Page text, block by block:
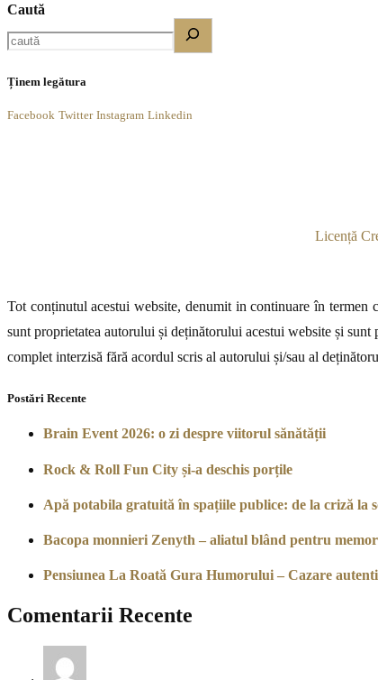
Caută
Ținem legătura
Facebook Twitter Instagram Linkedin
Licență
Tot conținutul acestui website, denumit in continuare în
sunt proprietatea autorului și deținătorului acestui website și
complet interzisă fără acordul scris al autorului și/sau al
Postări Recente
Brain Event 2026: o zi despre viitorul sănătății
Rock & Roll Fun City și-a deschis porțile
Apă potabila gratuită în spațiile publice: de la criză la
Bacopa monnieri Zenyth – aliatul blând pentru
Pensiunea La Roată Gura Humorului – Cazare
Comentarii Recente